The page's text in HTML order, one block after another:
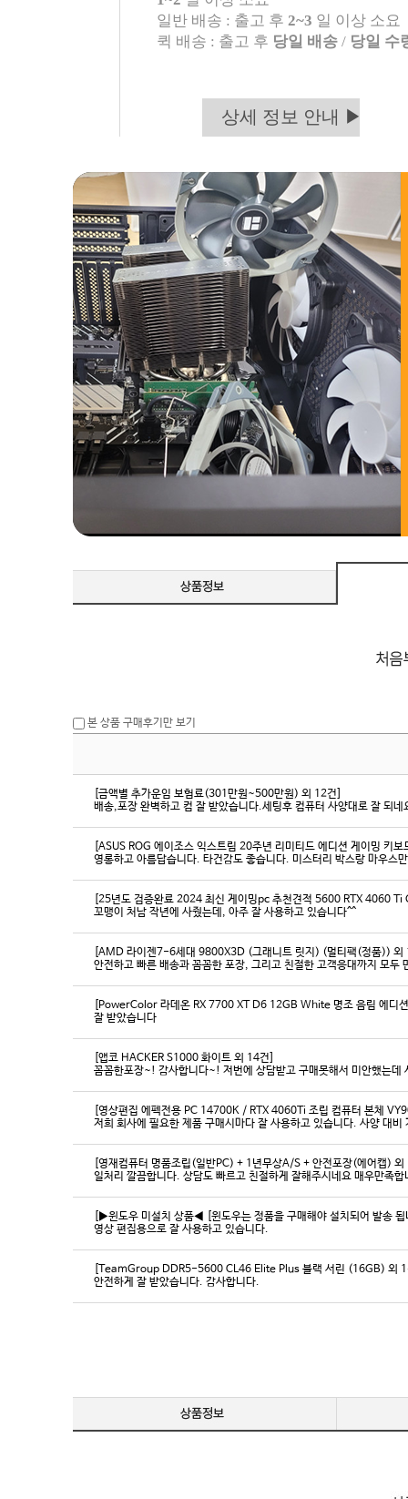
일반 배송 : 출고 후 2~3 일 이상 소요
퀵 배송 : 출고 후 당일 배송 / 당일 수
상세 정보 안내 ▶
본 상품 구매후기만 보기
[금액별 추가운임 보험료(301만원~500만원) 외 12건]
배송,포장 완벽하고 컴 잘 받았습니다.세팅후 컴퓨터 사양대로 잘 되
[ASUS ROG 에이조스 익스트림 20주년 리미티드 에디션 게이밍 키
영롱하고 아름답습니다. 타건감도 좋습니다. 미스터리 박스랑 마우스
[25년도 검증완료 2024 최신 게이밍pc 추천견적 5600 RTX 4060
꼬맹이 처남 작년에 사줬는데, 아주 잘 사용하고 있습니다^^
[AMD 라이젠7-6세대 9800X3D (그래니트 릿지) (멀티팩(정품)) 외
[PowerColor 라데온 RX 7700 XT D6 12GB White 명조 음림 에디
잘 받았습니다
[앱코 HACKER S1000 화이트 외 14건]
꼼꼼한포장~! 감사합니다~! 저번에 상담받고 구매못해서 미안했는
[영상편집 에펙전용 PC 14700K / RTX 4060Ti 조립 컴퓨터 본체
[영재컴퓨터 명품조립(일반PC) + 1년무상A/S + 안전포장(에어캡)
일처리 깔끔합니다. 상담도 빠르고 친절하게 잘해주시네요 매우만족
[▶윈도우 미설치 상품◀ [윈도우는 정품을 구매해야 설치되어 발송
영상 편집용으로 잘 사용하고 있습니다.
[TeamGroup DDR5-5600 CL46 Elite Plus 블랙 서린 (16GB) 외
안전하게 잘 받았습니다. 감사합니다.